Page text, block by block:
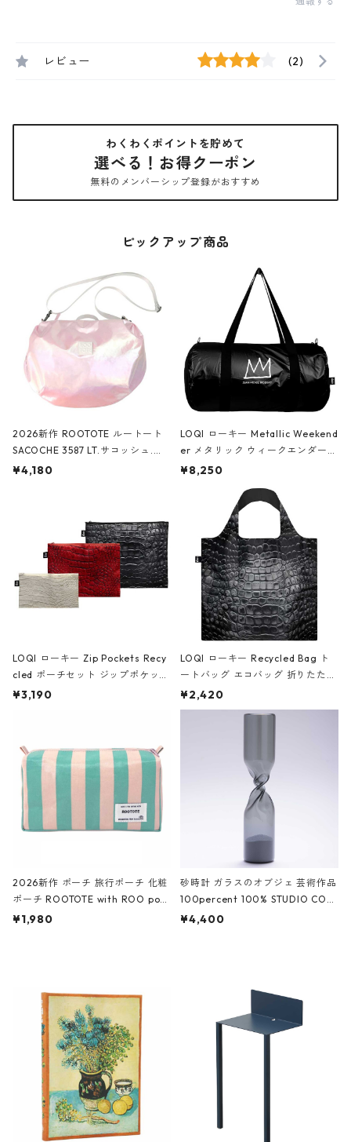
レビュー (2)
わくわくポイントを貯めて
選べる！お得クーポン
無料のメンバーシップ登録がおすすめ
ピックアップ商品
2026新作 ROOTOTE ルートート
SACOCHE 3587 LT.サコッシュ.ル
ミエ-B ショルダーバッグ グロスピ
¥4,180
LOQI ローキー Metallic Weekend
er メタリック ウィークエンダー
ボストンバッグ ショルダーバッグ
Black ジャン=ミッシェル・バスキ
ア/クラウン ブラック
¥8,250
LOQI ローキー Zip Pockets Recy
cled ポーチセット ジップポケット
ファスナーポーチ 撥水加工 トラベ
ーガンディー、オフホワイト
¥3,190
LOQI ローキー Recycled Bag ト
ートバッグ エコバッグ 折りたたみ
大きめ 撥水加工 収納ポーチ CRO
CODILE/Black クロコダイル/ブラ
¥2,420
2026新作 ポーチ 旅行ポーチ 化粧
ポーチ ROOTOTE with ROO pou
ch 3532 ルートート WR.ポーチ.ラ
¥1,980
砂時計 ガラスのオブジェ 芸術作品
100percent 100% STUDIO COH
AKU Timeless 100パーセント ス
¥4,400